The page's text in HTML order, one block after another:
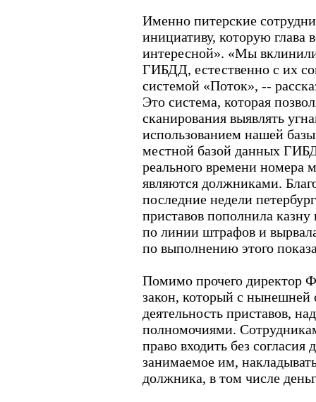
Именно питерские
инициативу, которую глава
интересной». «Мы
ГИБДД, естественно с их
системой «Поток», --
Это система, которая
сканирования выявлять
использованием нашей
местной базой данных
реального времени номера
являются должниками.
последние недели
приставов пополнила
по линии штрафов и
по выполнению этого
Помимо прочего директор
закон, который с нынешней
деятельность приставов,
полномочиями.
право входить без
занимаемое им,
должника, в том числе